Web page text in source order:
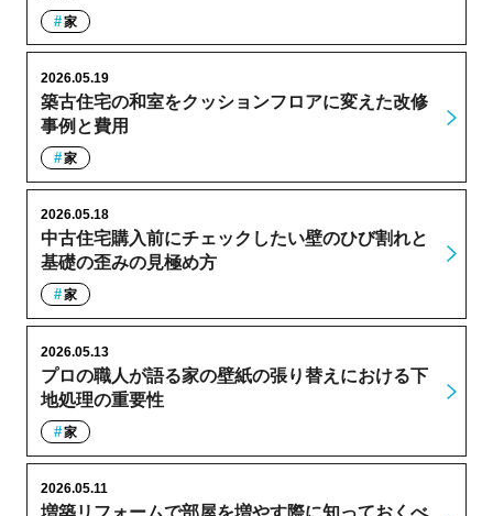
家
築古住宅の和室をクッションフロアに変えた改修
事例と費用
2026.05.19
家
中古住宅購入前にチェックしたい壁のひび割れと
基礎の歪みの見極め方
2026.05.18
家
プロの職人が語る家の壁紙の張り替えにおける下
地処理の重要性
2026.05.13
家
増築リフォームで部屋を増やす際に知っておくべ
2026.05.11